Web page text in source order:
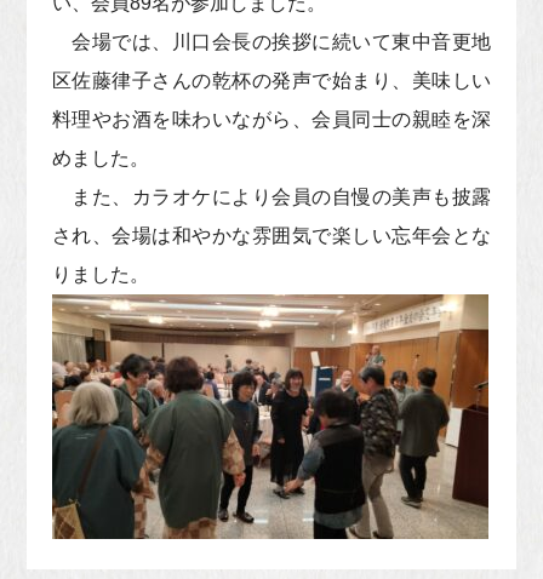
会場では、川口会長の挨拶に続いて東中音更地
区佐藤律子さんの乾杯の発声で始まり、美味しい
料理やお酒を味わいながら、会員同士の親睦を深
めました。
また、カラオケにより会員の自慢の美声も披露
され、会場は和やかな雰囲気で楽しい忘年会とな
りました。